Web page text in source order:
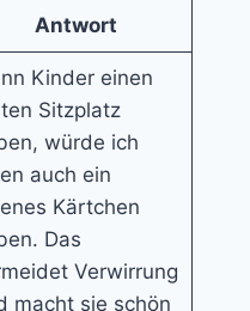
Antwort
Kinder einen
Sitzplatz
würde ich
auch ein
Kärtchen
Das
Verwirrung
macht sie schön